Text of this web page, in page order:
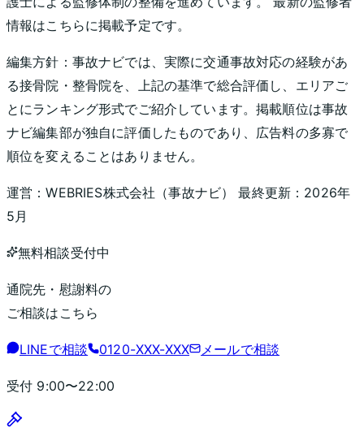
情報はこちらに掲載予定です。
編集方針： 事故ナビでは、実際に交通事故対応の経験があ
る接骨院・整骨院を、上記の基準で総合評価し、エリアご
とにランキング形式でご紹介しています。掲載順位は事故
ナビ編集部が独自に評価したものであり、広告料の多寡で
順位を変えることはありません。
運営：WEBRIES株式会社 （事故ナビ） 最終更新： 2026年
5月
無料相談受付中
通院先・慰謝料の
ご相談はこちら
LINEで相談 0120-XXX-XXX メールで相談
受付 9:00〜22:00